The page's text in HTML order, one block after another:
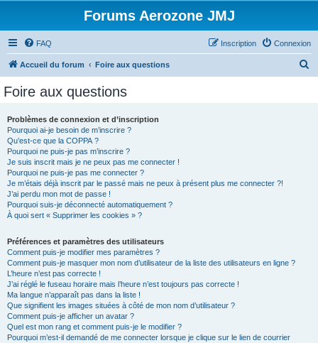
Forums Aerozone JMJ
FAQ Connexion
Inscription
Accueil du forum Foire aux questions
Foire aux questions
Problèmes de connexion et d’inscription
Pourquoi ai-je besoin de m’inscrire ?
Qu’est-ce que la COPPA ?
Pourquoi ne puis-je pas m’inscrire ?
Je suis inscrit mais je ne peux pas me connecter !
Pourquoi ne puis-je pas me connecter ?
Je m’étais déjà inscrit par le passé mais ne peux à présent plus me connecter ?!
J’ai perdu mon mot de passe !
Pourquoi suis-je déconnecté automatiquement ?
À quoi sert « Supprimer les cookies » ?
Préférences et paramètres des utilisateurs
Comment puis-je modifier mes paramètres ?
Comment puis-je masquer mon nom d’utilisateur de la liste des utilisateurs en ligne ?
L’heure n’est pas correcte !
J’ai réglé le fuseau horaire mais l’heure n’est toujours pas correcte !
Ma langue n’apparaît pas dans la liste !
Que signifient les images situées à côté de mon nom d’utilisateur ?
Comment puis-je afficher un avatar ?
Quel est mon rang et comment puis-je le modifier ?
Pourquoi m’est-il demandé de me connecter lorsque je clique sur le lien de courrier